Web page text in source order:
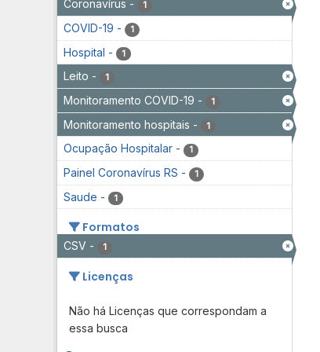
Coronavírus - 1
COVID-19 - 1
Hospital - 1
Leito - 1
Monitoramento COVID-19 - 1
Monitoramento hospitais - 1
Ocupação Hospitalar - 1
Painel Coronavírus RS - 1
Saude - 1
Formatos
CSV - 1
Licenças
Não há Licenças que correspondam a
essa busca